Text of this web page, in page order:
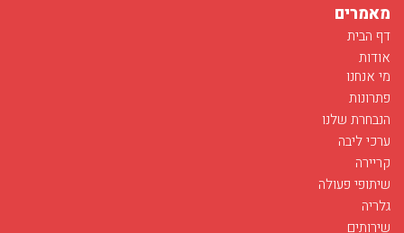
מאמרים
דף הבית
אודות
מי אנחנו
פתרונות
הנבחרת שלנו
ערכי ליבה
קריירה
שיתופי פעולה
גלריה
שירותים